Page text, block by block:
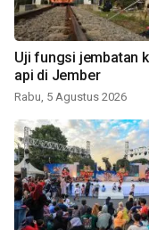
Uji fungsi jembatan
api di Jember
Rabu, 5 Agustus 2026